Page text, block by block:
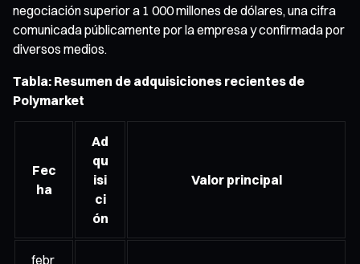
negociación superior a 1 000 millones de dólares, una cifra
comunicada públicamente por la empresa y confirmada por
diversos medios.
Tabla: Resumen de adquisiciones recientes de
Polymarket
Fec
ha
Ad
qu
isi
ci
ón
Valor principal
febr